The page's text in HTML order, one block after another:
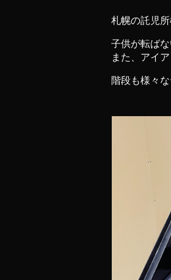
札幌の託児
子供が転ば
また、アイ
階段も様々